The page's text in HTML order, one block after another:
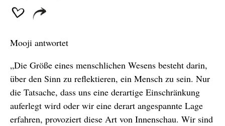
Mooji antwortet
„Die Größe eines menschlichen Wesens besteht darin,
über den Sinn zu reflektieren, ein Mensch zu sein. Nur
die Tatsache, dass uns eine derartige Einschränkung
auferlegt wird oder wir eine derart angespannte Lage
erfahren, provoziert diese Art von Innenschau. Wir sind